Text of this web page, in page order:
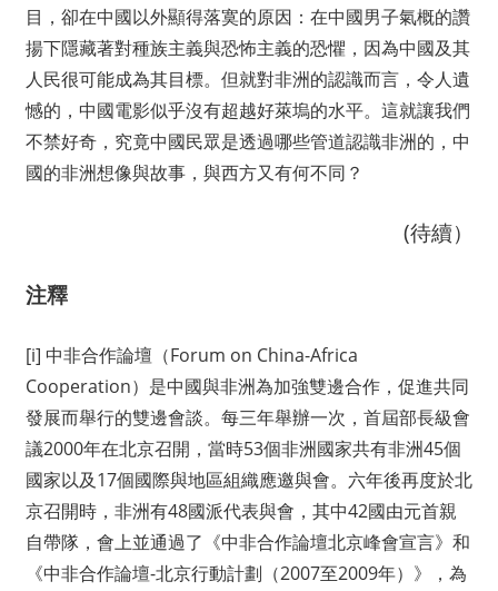
目，卻在中國以外顯得落寞的原因：在中國男子氣概的讚
揚下隱藏著對種族主義與恐怖主義的恐懼，因為中國及其
人民很可能成為其目標。但就對非洲的認識而言，令人遺
憾的，中國電影似乎沒有超越好萊塢的水平。這就讓我們
不禁好奇，究竟中國民眾是透過哪些管道認識非洲的，中
國的非洲想像與故事，與西方又有何不同？
(待續）
注釋
[i] 中非合作論壇（Forum on China-Africa
Cooperation）是中國與非洲為加強雙邊合作，促進共同
發展而舉行的雙邊會談。每三年舉辦一次，首屆部長級會
議2000年在北京召開，當時53個非洲國家共有非洲45個
國家以及17個國際與地區組織應邀與會。六年後再度於北
京召開時，非洲有48國派代表與會，其中42國由元首親
自帶隊，會上並通過了《中非合作論壇北京峰會宣言》和
《中非合作論壇-北京行動計劃（2007至2009年）》，為